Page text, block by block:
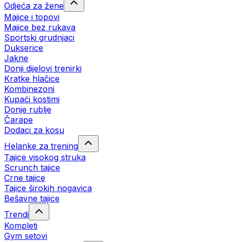
Odjeća za žene
Majice i topovi
Majice bez rukava
Sportski grudnjaci
Dukserice
Jakne
Donji dijelovi trenirki
Kratke hlačice
Kombinezoni
Kupaći kostimi
Donje rublje
Čarape
Dodaci za kosu
Helanke za trening
Tajice visokog struka
Scrunch tajice
Crne tajice
Tajice širokih nogavica
Bešavne tajice
Trendi
Kompleti
Gym setovi